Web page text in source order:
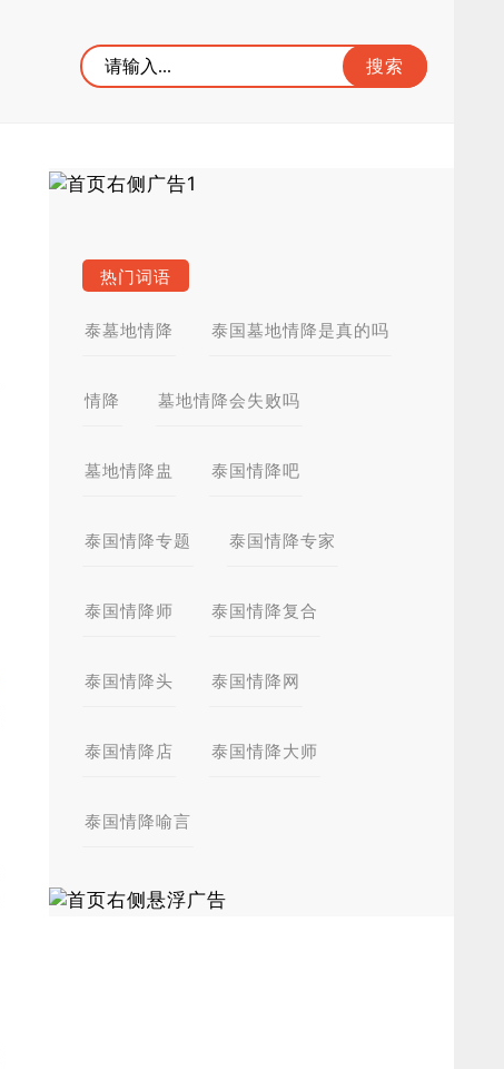
热门词语
泰墓地情降 泰国墓地情降是真的吗
情降 墓地情降会失败吗
墓地情降盅 泰国情降吧
泰国情降专题 泰国情降专家
泰国情降师 泰国情降复合
泰国情降头 泰国情降网
泰国情降店 泰国情降大师
泰国情降喻言